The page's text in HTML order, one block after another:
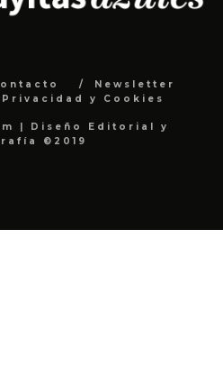
Newsletter
y Cookies
| Diseño Editorial y
©2019